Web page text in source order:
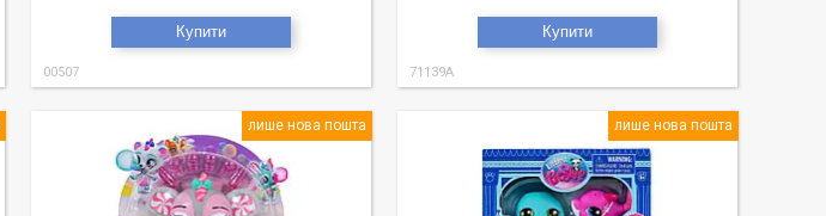
Купити
00507
Купити
71139A
лише нова пошта лише нова пошта